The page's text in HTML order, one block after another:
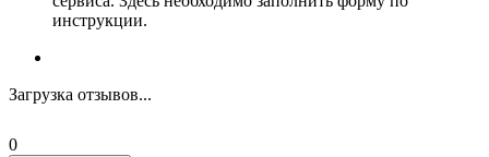
инструкции.
Загрузка отзывов...
0